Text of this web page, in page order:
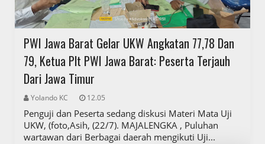
PWI Jawa Barat Gelar UKW Angkatan 77,78 Dan
79, Ketua Plt PWI Jawa Barat: Peserta Terjauh
Dari Jawa Timur
Yolando KC 12.05
Penguji dan Peserta sedang diskusi Materi Mata Uji
UKW, (foto,Asih, (22/7). MAJALENGKA , Puluhan
wartawan dari Berbagai daerah mengikuti Uji...